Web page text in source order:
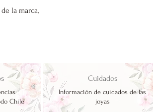
la marca,
Chile
Cuidados
Información de cuidados de las
joyas